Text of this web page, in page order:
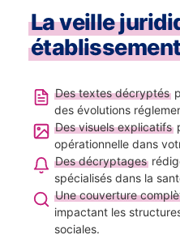
La veille
Des textes décryptés
des évolutions
Des visuels explicatifs
opérationnelle dans
Des décryptages
spécialisés dans la
Une couverture
impactant les
sociales.